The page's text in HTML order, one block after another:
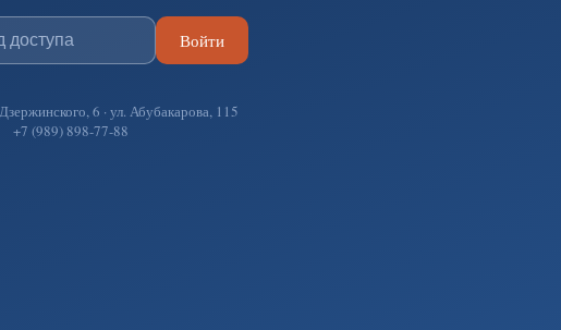
Войти
6 · ул. Абубакарова, 115
+7 (989) 898-77-88